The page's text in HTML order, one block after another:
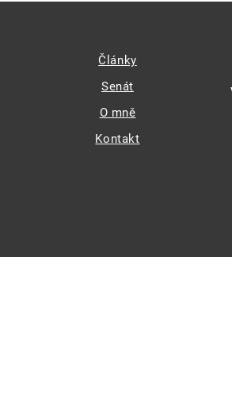
Články
Senát
O mně
Kontakt